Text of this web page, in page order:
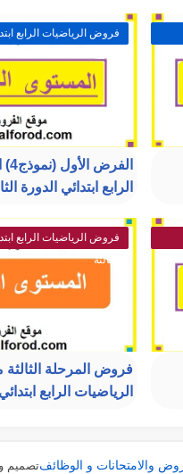
فروض الرياضيات الرابع
الثالثة
الرابع ابتدائي الدورة
فروض الرياضيات الرابع
الثالثة
فروض المرحلة الثالثة
الرياضيات الرابع ابتدائي
والامتحانات و الوظائفتصميم و